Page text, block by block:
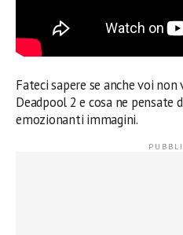
Fateci sapere se anche voi non
Deadpool 2 e cosa ne pensate
emozionanti immagini.